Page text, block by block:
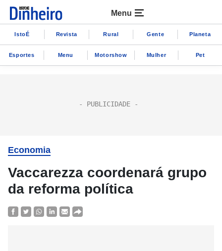
Menu
IstoÉ Revista Rural Gente Planeta
Esportes Menu Motorshow Mulher Pet
Economia
Vaccarezza coordenará grupo
da reforma política